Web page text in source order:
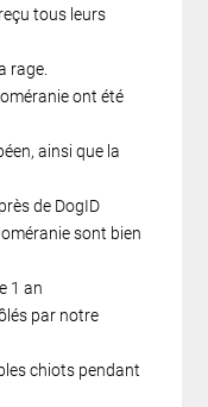
tous leurs
rage.
ont été
ainsi que la
de DogID
sont bien
1 an
par notre
chiots pendant